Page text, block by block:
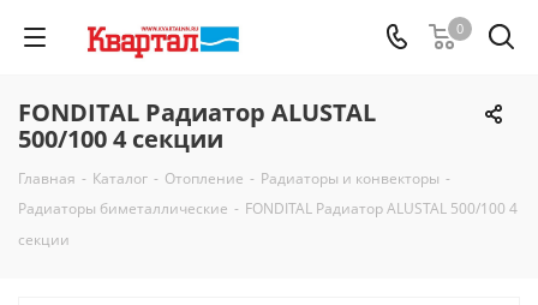
0
FONDITAL Радиатор ALUSTAL
500/100 4 секции
Главная - Каталог - Отопление - Радиаторы и конвекторы -
Радиаторы биметаллические - FONDITAL Радиатор ALUSTAL 500/100 4
секции